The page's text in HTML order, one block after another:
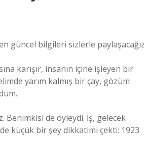
güncel bilgileri sizlerle
karışır, insanın içine işleyen bir
yarım kalmış bir çay, gözüm
Benimkisi de öyleydi. İş, gelecek
küçük bir şey dikkatimi çekti: 1923